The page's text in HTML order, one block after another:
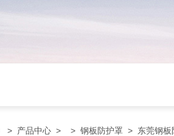
> 产品中心 > > 钢板防护罩 > 东莞钢板